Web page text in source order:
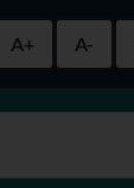
A+
A-